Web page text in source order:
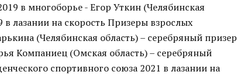
в многоборье - Егор Уткин (Челябинская
лазании на скорость Призеры взрослых
(Челябинская область) – серебряный призер
Компаниец (Омская область) – серебряный
спортивного союза 2021 в лазании на